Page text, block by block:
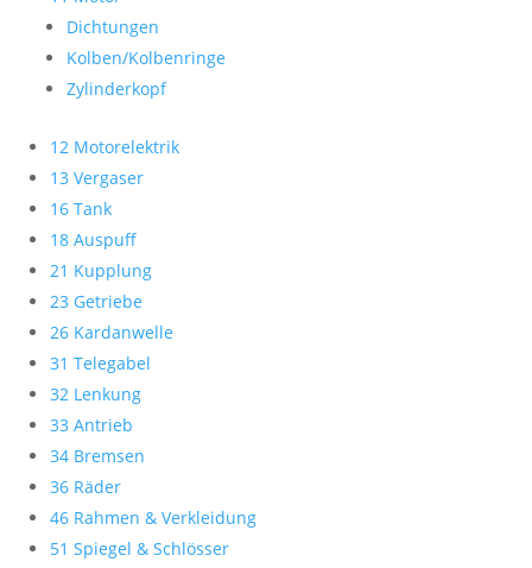
Dichtungen
Kolben/Kolbenringe
Zylinderkopf
12 Motorelektrik
13 Vergaser
16 Tank
18 Auspuff
21 Kupplung
23 Getriebe
26 Kardanwelle
31 Telegabel
32 Lenkung
33 Antrieb
34 Bremsen
36 Räder
46 Rahmen & Verkleidung
51 Spiegel & Schlösser